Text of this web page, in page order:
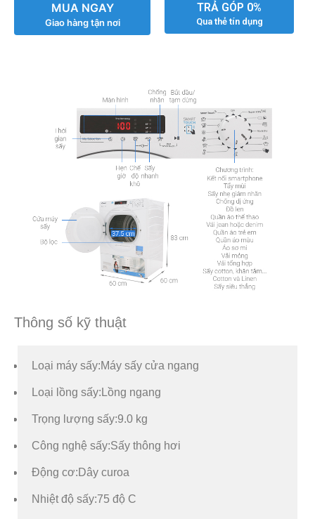
MUA NGAY
Giao hàng tận nơi
TRẢ GÓP 0%
Qua thẻ tín dụng
Thông số kỹ thuật
Loại máy sấy:Máy sấy cửa ngang
Loại lồng sấy: Lồng ngang
Trọng lượng sấy:9.0 kg
Công nghệ sấy:Sấy thông hơi
Động cơ: Dây curoa
Nhiệt độ sấy:75 độ C